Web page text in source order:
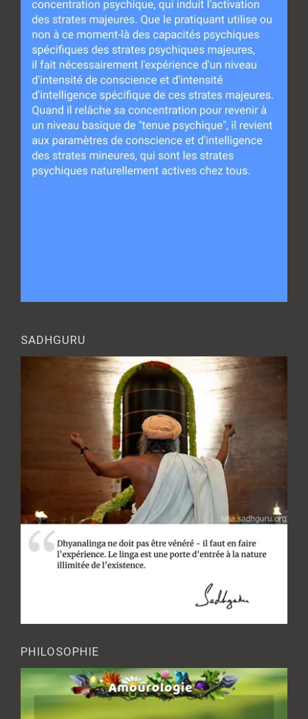
SADHGURU
PHILOSOPHIE